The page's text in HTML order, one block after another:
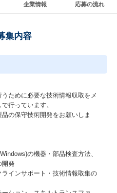
企業情報 応募の流れ
集内容
ために必要な技術情報収取をメ
行っています。
の保守技術開発をお願いしま
の機器・部品検査方法、
開発
ラインサポート・技術情報取集の